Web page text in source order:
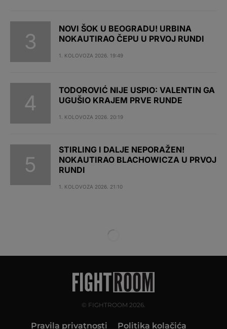
NOVI ŠOK U BEOGRADU! URBINA
NOKAUTIRAO ČEPU U PRVOJ RUNDI
1. KOLOVOZA 2026. 19:49
TODOROVIĆ NIJE USPIO: VALENTIN GA
UGUŠIO KRAJEM PRVE RUNDE
1. KOLOVOZA 2026. 20:19
STIRLING I DALJE NEPORAŽEN!
NOKAUTIRAO BLACHOWICZA U PRVOJ
RUNDI
1. KOLOVOZA 2026. 21:10
© FIGHTROOM 2026.
Pravila privatnosti Politika kolačića